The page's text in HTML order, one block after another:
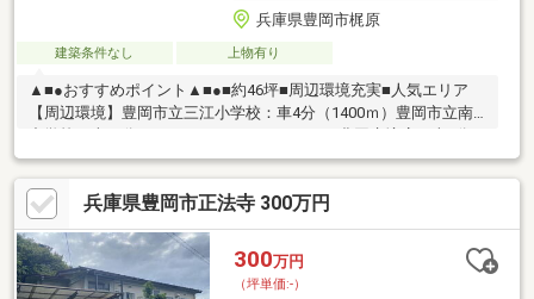
兵庫県豊岡市梶原
建築条件なし 上物有り
▲■●おすすめポイント▲■●■約46坪■周辺環境充実■人気エリア
【周辺環境】豊岡市立三江小学校：車4分（1400ｍ）豊岡市立南
（800ｍ）豊岡三江郵便局：車1分（90ｍ）但馬銀行豊岡東支店：
車3分（1400m)＼敷地約46坪のお土地／※都市ガスの供給エリア
外地域（個別プロパン又はオール電化をご検討いただくお土地で
す）※現況渡し現地案内随時受け付けております！是非、お問い
合わせください。
兵庫県豊岡市正法寺 300万円
300万円
（坪単価:-）